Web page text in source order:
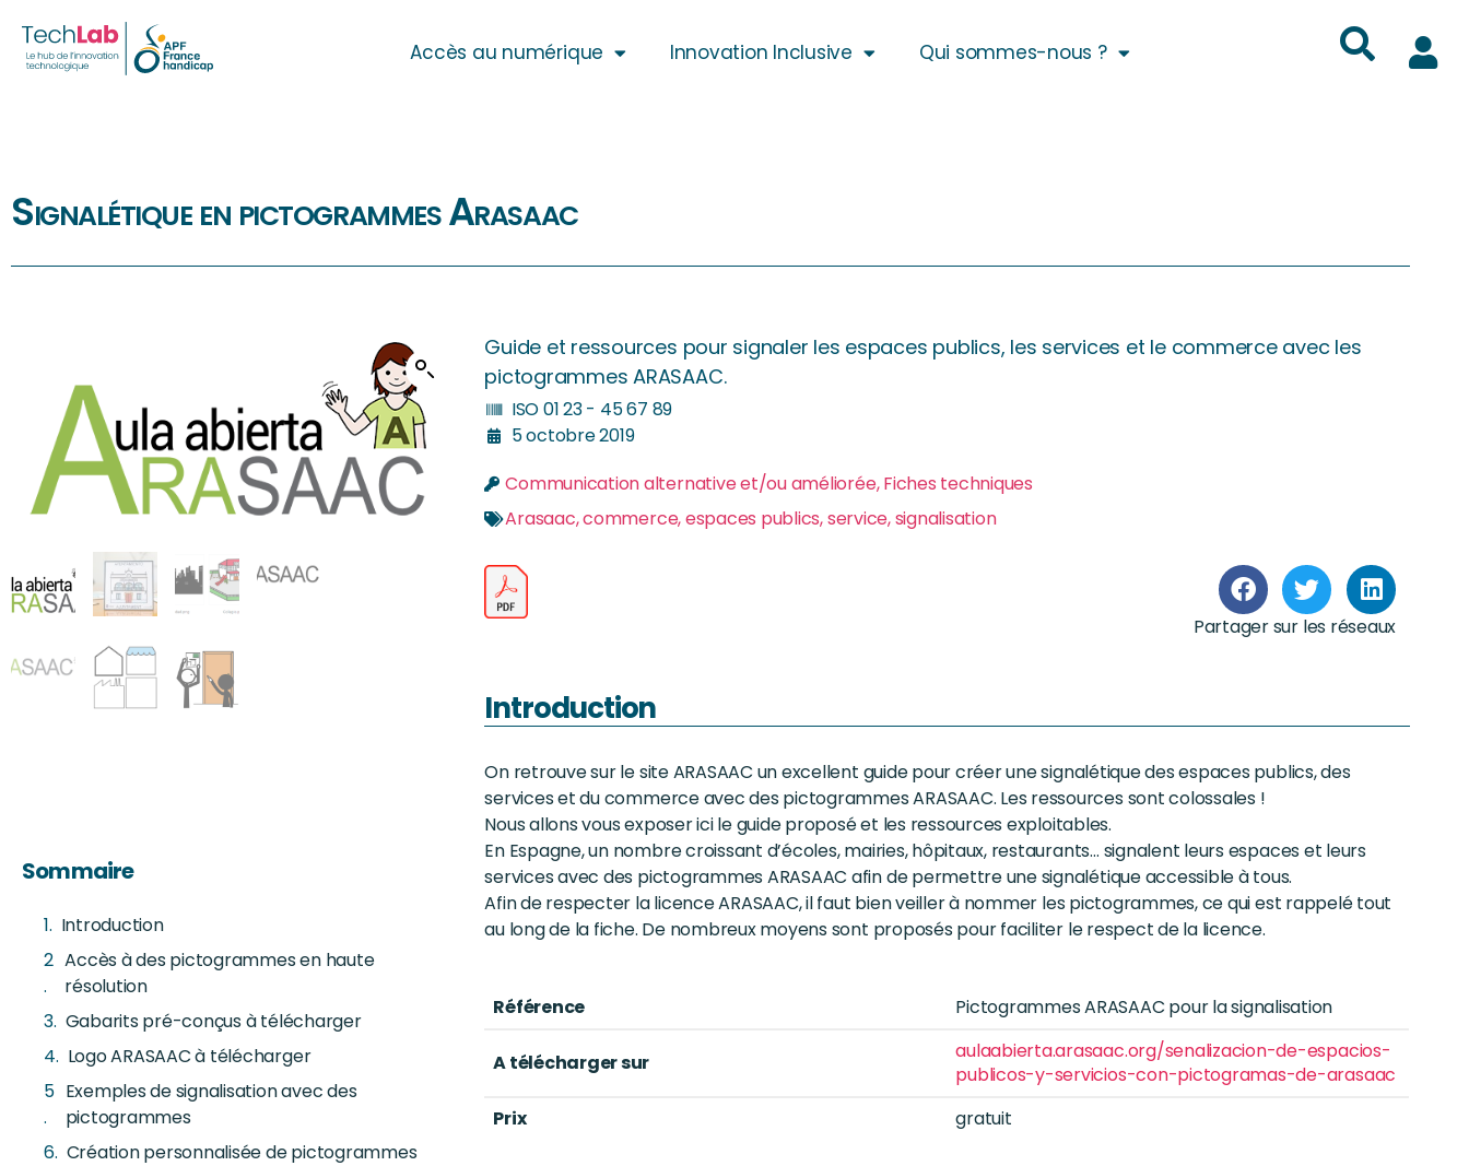
Accès au numérique Innovation Inclusive Qui sommes-nous ?
Signalétique en pictogrammes Arasaac
Sommaire
Introduction
Accès à des pictogrammes en haute
résolution
Gabarits pré-conçus à télécharger
Logo ARASAAC à télécharger
Exemples de signalisation avec des
pictogrammes
Création personnalisée de pictogrammes
Guide et ressources pour signaler les espaces publics, les services et le commerce avec les
pictogrammes ARASAAC.
ISO 01 23 - 45 67 89
5 octobre 2019
Communication alternative et/ou améliorée,Fiches techniques
Arasaac,commerce,espaces publics,service,signalisation
Partager sur les réseaux
Introduction
On retrouve sur le site ARASAAC un excellent guide pour créer une signalétique des espaces publics, des
services et du commerce avec des pictogrammes ARASAAC. Les ressources sont colossales !
Nous allons vous exposer ici le guide proposé et les ressources exploitables.
En Espagne, un nombre croissant d’écoles, mairies, hôpitaux, restaurants… signalent leurs espaces et leurs
services avec des pictogrammes ARASAAC afin de permettre une signalétique accessible à tous.
Afin de respecter la licence ARASAAC, il faut bien veiller à nommer les pictogrammes, ce qui est rappelé tout
au long de la fiche. De nombreux moyens sont proposés pour faciliter le respect de la licence.
Référence Pictogrammes ARASAAC pour la signalisation
A télécharger sur
aulaabierta.arasaac.org/senalizacion-de-espacios-
publicos-y-servicios-con-pictogramas-de-arasaac
Prix
gratuit